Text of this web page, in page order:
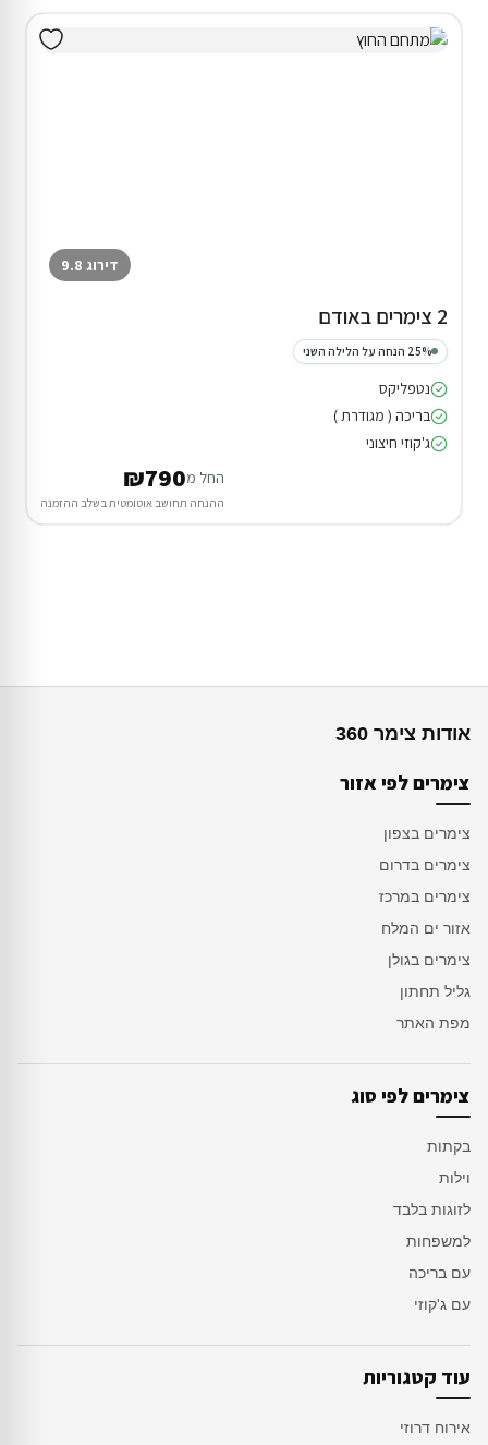
דירוג 9.8
2 צימרים באודם
25% הנחה על הלילה השני
נטפליקס
בריכה ( מגודרת )
ג'קוזי חיצוני
החל מ₪790
ההנחה תחושב אוטומטית בשלב ההזמנה
אודות צימר 360
צימרים לפי אזור
צימרים בצפון
צימרים בדרום
צימרים במרכז
אזור ים המלח
צימרים בגולן
גליל תחתון
מפת האתר
צימרים לפי סוג
בקתות
וילות
לזוגות בלבד
למשפחות
עם בריכה
עם ג'קוזי
עוד קטגוריות
אירוח דרוזי